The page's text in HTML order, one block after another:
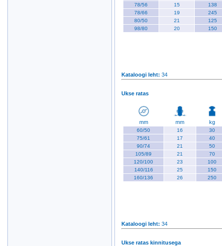
78/56
15
138
78/66
19
245
80/50
21
125
98/80
20 150
Kataloogi leht: 34
Ukse ratas
mm mm kg
60/50 16
30
75/61
17
40
90/74
21
50
105/89
21
70
120/100
23
100
140/116
25
150
160/136
26 250
Kataloogi leht: 34
Ukse ratas kinnitusega